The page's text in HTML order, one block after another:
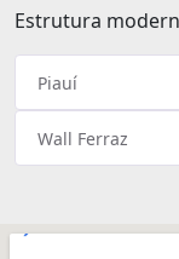
Estrutura
Piauí
Wall Ferraz